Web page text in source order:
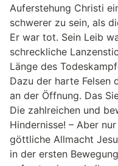
Auferstehung Christi
schwerer zu sein, als
Er war tot. Sein Leib
schreckliche
Länge des
Dazu der harte Felsen
an der Öffnung. Das
Die zahlreichen und
Hindernisse! – Aber
göttliche Allmacht
in der ersten